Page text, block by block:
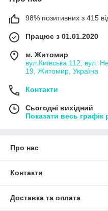
98% позитивних з 415
Працює з 01.01.2020
м. Житомир
вул.Київська 112, вул.
19, Житомир, Україна
Контакти
Сьогодні вихідний
Показати весь графік
Про нас
Контакти
Доставка та оплата